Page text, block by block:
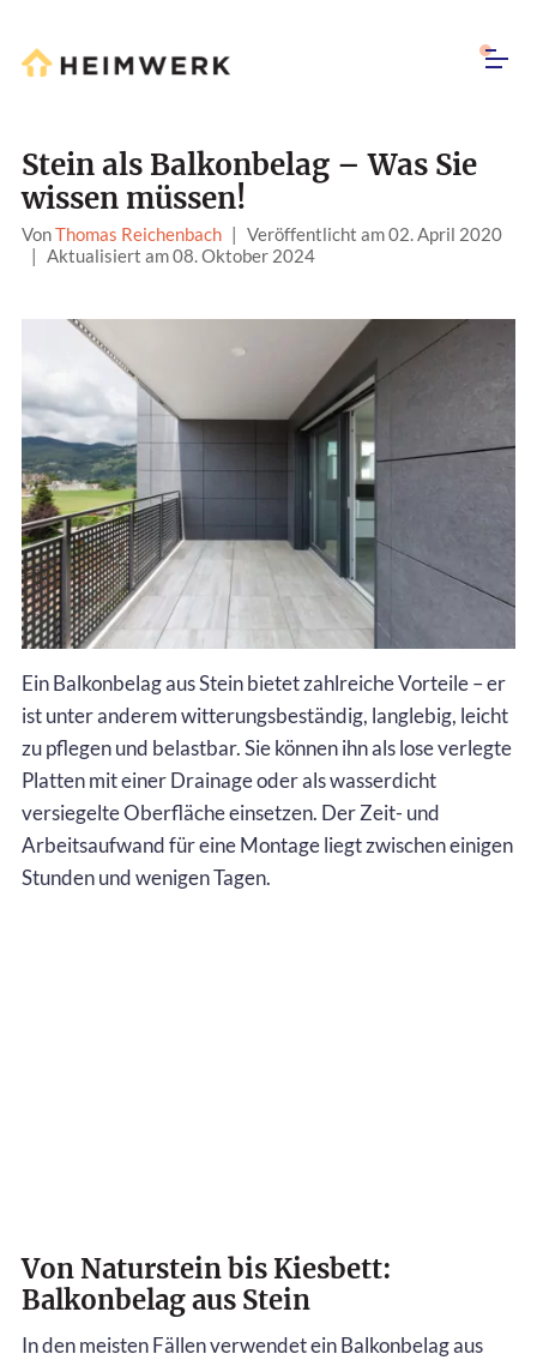
Stein als Balkonbelag – Was Sie
wissen müssen!
VonThomas Reichenbach | Veröffentlicht am 02. April 2020
| Aktualisiert am 08. Oktober 2024
Ein Balkonbelag aus Stein bietet zahlreiche Vorteile – er
ist unter anderem witterungsbeständig, langlebig, leicht
zu pflegen und belastbar. Sie können ihn als lose verlegte
Platten mit einer Drainage oder als wasserdicht
versiegelte Oberfläche einsetzen. Der Zeit- und
Arbeitsaufwand für eine Montage liegt zwischen einigen
Stunden und wenigen Tagen.
Von Naturstein bis Kiesbett:
Balkonbelag aus Stein
In den meisten Fällen verwendet ein Balkonbelag aus